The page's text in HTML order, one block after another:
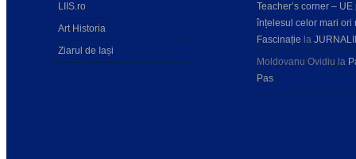
LIIS.ro
Art Historia
Ziarul de Iași
Teacher’s corner – UE
înțelesul celor mari ori
Fascinație la
Moldovanu Ovidiu la
Pas